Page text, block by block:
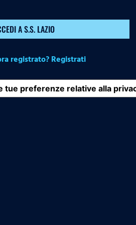
A S.S. LAZIO
registrato? Registrati
tue preferenze relative alla